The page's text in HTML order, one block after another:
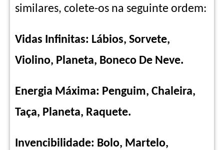
similares, colete-os na seguinte ordem:
Vidas Infinitas: Lábios, Sorvete,
Violino, Planeta, Boneco De Neve.
Energia Máxima: Penguim, Chaleira,
Taça, Planeta, Raquete.
Invencibilidade: Bolo, Martelo,